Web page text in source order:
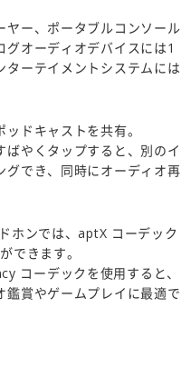
ヤー、ポータブルコンソール
オーディオデバイスには1
ターテイメントシステムには
ドキャストを共有。
やくタップすると、別のイ
グでき、同時にオーディオ再
ホンでは、aptX コーデック
できます。
コーデックを使用すると、
鑑賞やゲームプレイに最適で